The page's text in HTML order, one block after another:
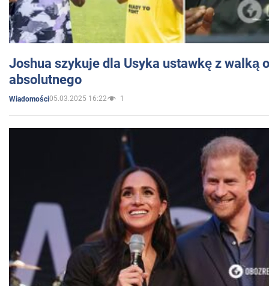
Joshua szykuje dla Usyka ustawkę z walką
absolutnego
Wiadomości05.03.2025 16:22 1